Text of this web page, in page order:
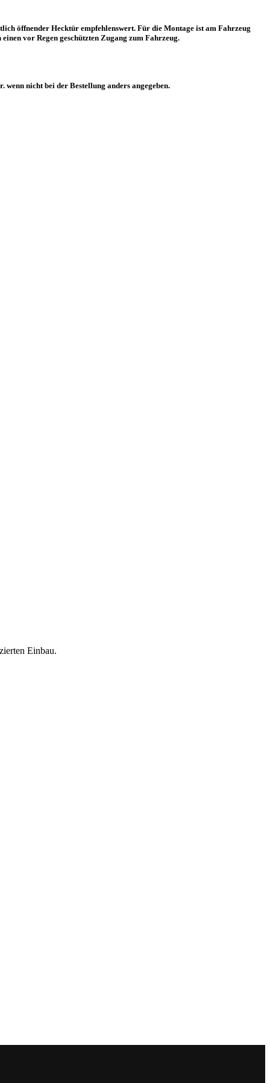
öffnender Hecktür empfehlenswert. Für die Montage ist am Fahrzeug
vor Regen geschützten Zugang zum Fahrzeug.
nicht bei der Bestellung anders angegeben.
Einbau.